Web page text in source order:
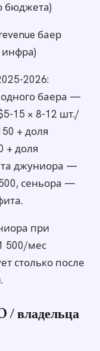
бюджета)
баер
инфра)
2026:
одного баера —
15 × 8-12 шт./
+ доля
+ доля
джуниора —
сеньора —
при
500/мес
столько после
/ владельца